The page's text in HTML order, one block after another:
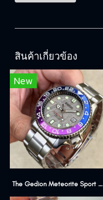
สินค้าเกี่ยวข้อง
New
The Gedion Meteorite Sport Edition